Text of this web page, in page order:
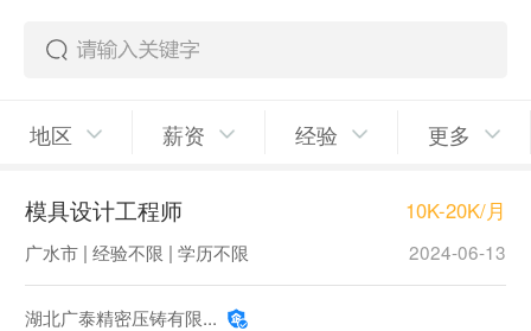
地区 薪资 经验 更多
模具设计工程师 10K-20K/月
广水市 | 经验不限 | 学历不限 2024-06-13
湖北广泰精密压铸有限...